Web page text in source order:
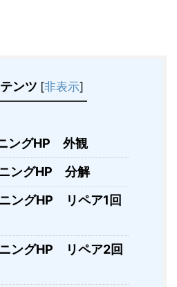
ンツ [非表示]
ングHP 外観
ングHP 分解
ングHP リペア1回
ングHP リペア2回